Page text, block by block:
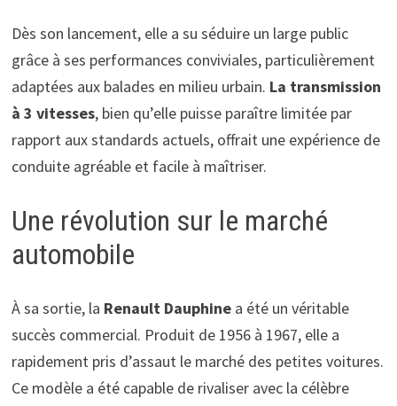
Dès son lancement, elle a su séduire un large public
grâce à ses performances conviviales, particulièrement
adaptées aux balades en milieu urbain. La transmission
à 3 vitesses, bien qu’elle puisse paraître limitée par
rapport aux standards actuels, offrait une expérience de
conduite agréable et facile à maîtriser.
Une révolution sur le marché
automobile
À sa sortie, la Renault Dauphinea été un véritable
succès commercial. Produit de 1956 à 1967, elle a
rapidement pris d’assaut le marché des petites voitures.
Ce modèle a été capable de rivaliser avec la célèbre